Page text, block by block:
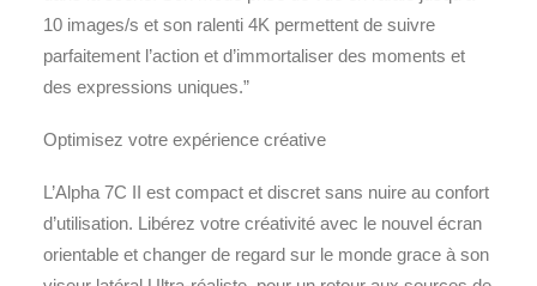
10 images/s et son ralenti 4K permettent de suivre
parfaitement l’action et d’immortaliser des moments et
des expressions uniques.”
Optimisez votre expérience créative
L’Alpha 7C II est compact et discret sans nuire au confort
d’utilisation. Libérez votre créativité avec le nouvel écran
orientable et changer de regard sur le monde grace à son